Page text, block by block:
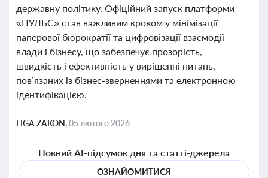
державну політику. Офіційний запуск платформи
«ПУЛЬС» став важливим кроком у мінімізації
паперової бюрократії та цифровізації взаємодії
влади і бізнесу, що забезпечує прозорість,
швидкість і ефективність у вирішенні питань,
пов’язаних із бізнес-зверненнями та електронною
ідентифікацією.
LIGA ZAKON,05 лютого 2026
Повний AI-підсумок дня та статті-джерела
ОЗНАЙОМИТИСЯ